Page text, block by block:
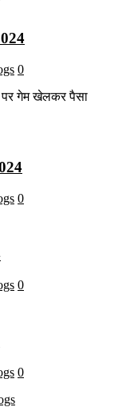
0
पर गेम खेलकर पैसा
0
0
0